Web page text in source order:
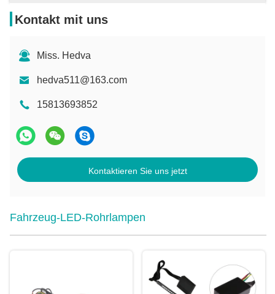
Kontakt mit uns
Miss. Hedva
hedva511@163.com
15813693852
Kontaktieren Sie uns jetzt
Fahrzeug-LED-Rohrlampen